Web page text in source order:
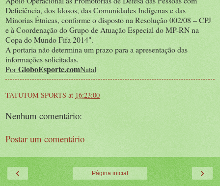
Deficiência, dos Idosos, das Comunidades Indígenas e das
Minorias Étnicas, conforme o disposto na Resolução 002/08 – CPJ
e à Coordenação do Grupo de Atuação Especial do MP-RN na
Copa do Mundo Fifa 2014".
A portaria não determina um prazo para a apresentação das
informações solicitadas.
PorGloboEsporte.comNatal
TATUTOM SPORTS at 16:23:00
Nenhum comentário:
Postar um comentário
‹ ›
Página inicial